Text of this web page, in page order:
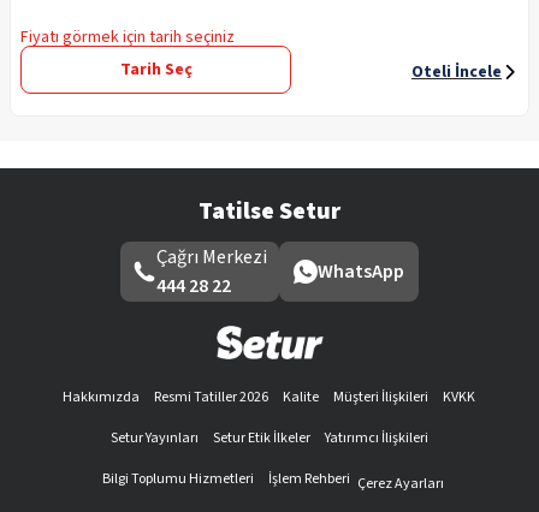
Fiyatı görmek için tarih seçiniz
Tarih Seç
Oteli İncele
Tatilse Setur
Çağrı Merkezi
444 28 22
WhatsApp
Hakkımızda Resmi Tatiller 2026 Kalite Müşteri İlişkileri
KVKK
Setur Yayınları
Setur Etik İlkeler
Yatırımcı İlişkileri
Bilgi Toplumu Hizmetleri
İşlem Rehberi Çerez Ayarları